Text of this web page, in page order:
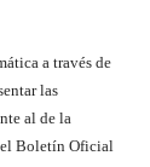
a través de
las
al de la
Boletín Oficial